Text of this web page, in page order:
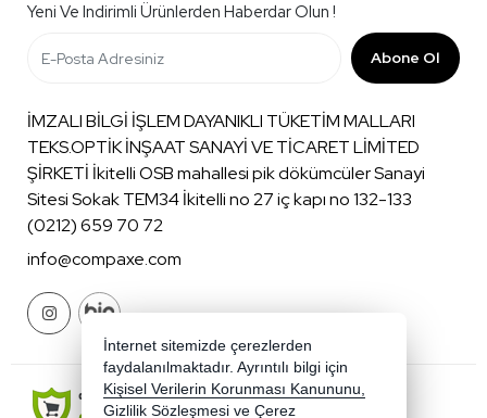
Yeni Ve Indirimli Ürünlerden Haberdar Olun !
Abone Ol
İMZALI BİLGİ İŞLEM DAYANIKLI TÜKETİM MALLARI
TEKS.OPTİK İNŞAAT SANAYİ VE TİCARET LİMİTED
ŞİRKETİ İkitelli OSB mahallesi pik dökümcüler Sanayi
Sitesi Sokak TEM34 İkitelli no 27 iç kapı no 132-133
(0212) 659 70 72
info@compaxe.com
İnternet sitemizde çerezlerden
faydalanılmaktadır. Ayrıntılı bilgi için
Kişisel Verilerin Korunması Kanununu,
Gizlilik Sözleşmesi ve Çerez